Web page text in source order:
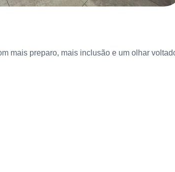
mais preparo, mais inclusão e um olhar